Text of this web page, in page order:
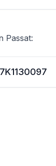
Passat: